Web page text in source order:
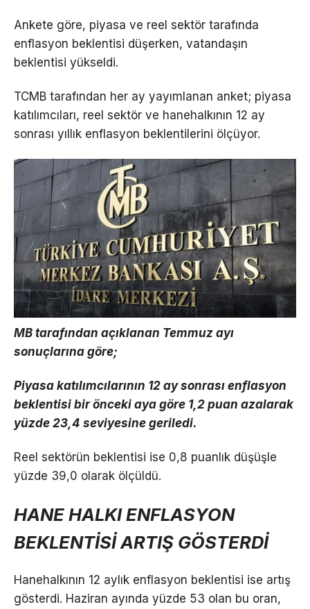
Ankete göre, piyasa ve reel sektör tarafında
enflasyon beklentisi düşerken, vatandaşın
beklentisi yükseldi.
TCMB tarafından her ay yayımlanan anket; piyasa
katılımcıları, reel sektör ve hanehalkının 12 ay
sonrası yıllık enflasyon beklentilerini ölçüyor.
MB tarafından açıklanan Temmuz ayı
sonuçlarına göre;
Piyasa katılımcılarının 12 ay sonrası enflasyon
beklentisi bir önceki aya göre 1,2 puan azalarak
yüzde 23,4 seviyesine geriledi.
Reel sektörün beklentisi ise 0,8 puanlık düşüşle
yüzde 39,0 olarak ölçüldü.
HANE HALKI ENFLASYON
BEKLENTİSİ ARTIŞ GÖSTERDİ
Hanehalkının 12 aylık enflasyon beklentisi ise artış
gösterdi. Haziran ayında yüzde 53 olan bu oran,